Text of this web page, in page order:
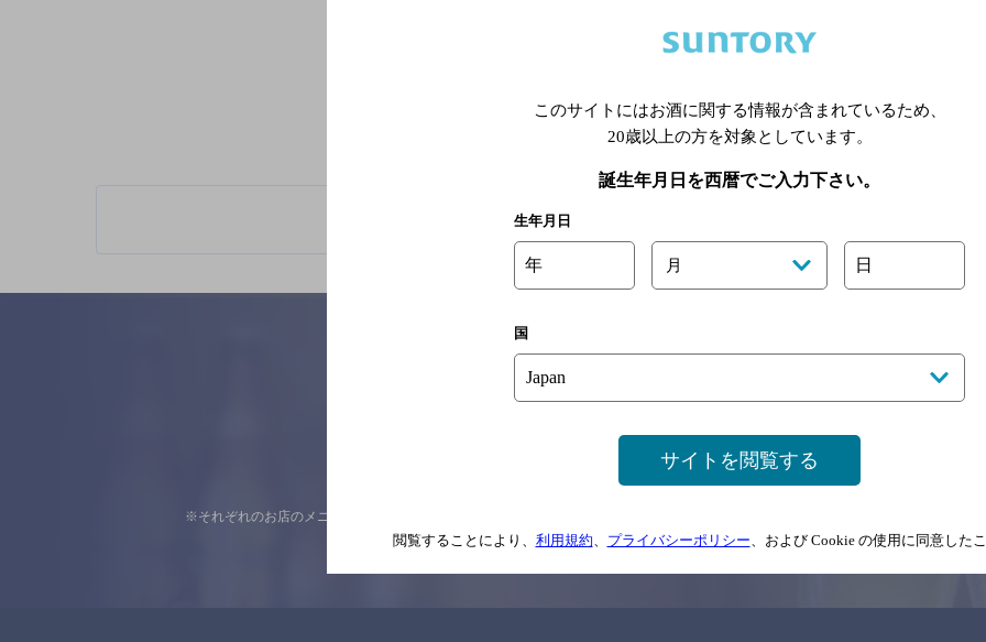
※店舗によりハイボール取り扱い銘
ご意見・ご感想
※それぞれのお店のメニューや営業時間などの掲載情報については、 念のためお店にご確
このサイトにはお酒に関する情報が含まれているため、
20歳以上の方を対象としています。
誕生年月日を西暦でご入力下さい。
生年月日
年 月 日
国
サイトを閲覧する
閲覧することにより、 利用規約、 プライバシーポリシー、および Cookie の使用に同意した